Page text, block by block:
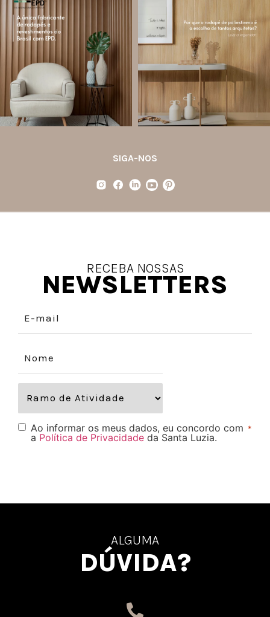
Você sabe o que é EPD?
A Declaração Ambiental de Produto
(Environmental Product Declaration) é
um documento internacional que
Jul 21
35 1
Os rodapés de poliestireno
conquistaram espaço na arquitetura
porque unem estética, praticidade e
desempenho em um único produto.
Diferente
SIGA-NOS
RECEBA NOSSAS
NEWSLETTERS
Ao informar os meus dados, eu concordo com
a Política de Privacidade da Santa Luzia.
*
ALGUMA
DÚVIDA?